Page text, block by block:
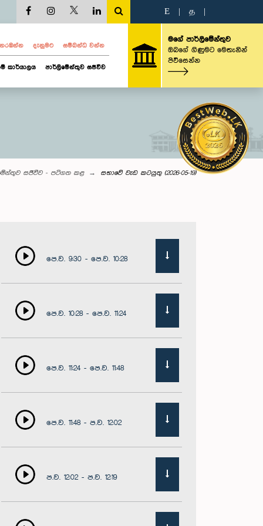
E த
දැනුමට සම්බන්ධ වන්න
කාර්යාලය පාර්ලිමේන්තුව සජීවීව
මගේ පාර්ලිමේන්තුව
ඔබගේ ගිණුමට මෙතැනින්
පිවිසෙන්න
සජීවීව - පටිගත කළ සභාවේ වැඩ කටයුතු (2026-05-19)
පෙ.ව. 9:30 - පෙ.ව. 10:28
පෙ.ව. 10:28 - පෙ.ව. 11:24
පෙ.ව. 11:24 - පෙ.ව. 11:48
පෙ.ව. 11:48 - ප.ව. 12:02
ප.ව. 12:02 - ප.ව. 12:19